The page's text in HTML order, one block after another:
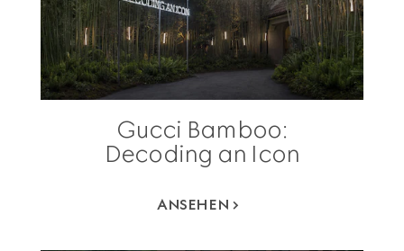
Gucci Bamboo:
Decoding an Icon
ANSEHEN